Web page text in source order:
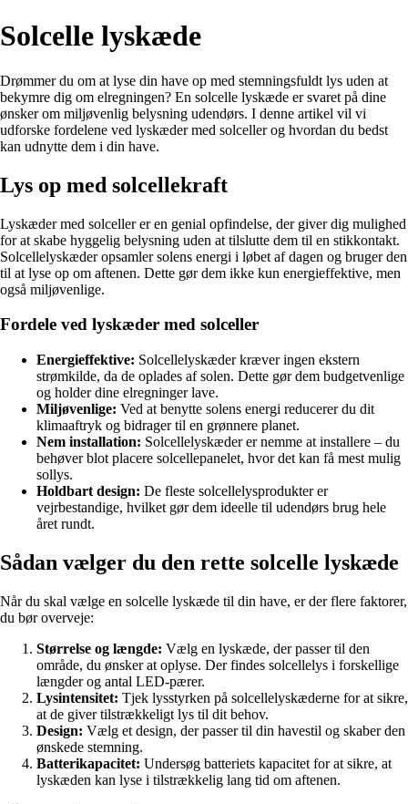
Solcelle lyskæde
Drømmer du om at lyse din have op med stemningsfuldt lys uden at
bekymre dig om elregningen? En solcelle lyskæde er svaret på dine
ønsker om miljøvenlig belysning udendørs. I denne artikel vil vi
udforske fordelene ved lyskæder med solceller og hvordan du bedst
kan udnytte dem i din have.
Lys op med solcellekraft
Lyskæder med solceller er en genial opfindelse, der giver dig mulighed
for at skabe hyggelig belysning uden at tilslutte dem til en stikkontakt.
Solcellelyskæder opsamler solens energi i løbet af dagen og bruger den
til at lyse op om aftenen. Dette gør dem ikke kun energieffektive, men
også miljøvenlige.
Fordele ved lyskæder med solceller
Energieffektive: Solcellelyskæder kræver ingen ekstern
strømkilde, da de oplades af solen. Dette gør dem budgetvenlige
og holder dine elregninger lave.
Miljøvenlige: Ved at benytte solens energi reducerer du dit
klimaaftryk og bidrager til en grønnere planet.
Nem installation: Solcellelyskæder er nemme at installere – du
behøver blot placere solcellepanelet, hvor det kan få mest mulig
sollys.
Holdbart design: De fleste solcellelysprodukter er
vejrbestandige, hvilket gør dem ideelle til udendørs brug hele
året rundt.
Sådan vælger du den rette solcelle lyskæde
Når du skal vælge en solcelle lyskæde til din have, er der flere faktorer,
du bør overveje:
Størrelse og længde: Vælg en lyskæde, der passer til den
område, du ønsker at oplyse. Der findes solcellelys i forskellige
længder og antal LED-pærer.
Lysintensitet: Tjek lysstyrken på solcellelyskæderne for at sikre,
at de giver tilstrækkeligt lys til dit behov.
Design: Vælg et design, der passer til din havestil og skaber den
ønskede stemning.
Batterikapacitet: Undersøg batteriets kapacitet for at sikre, at
lyskæden kan lyse i tilstrækkelig lang tid om aftenen.